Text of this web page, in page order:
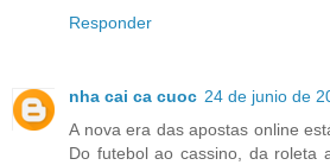
Responder
nha cai ca cuoc 24 de junio de
A nova era das apostas online
Do futebol ao cassino, da roleta